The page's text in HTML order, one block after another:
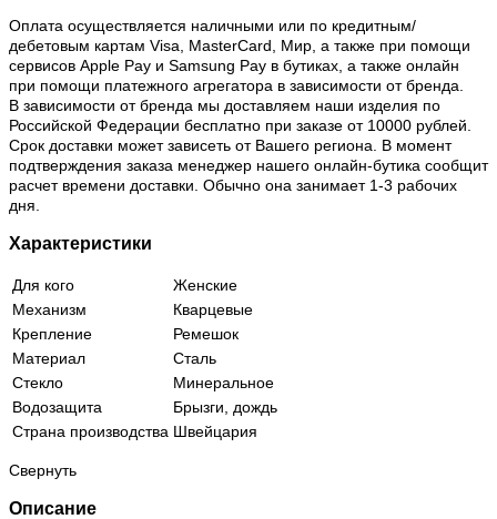
Оплата осуществляется наличными или по кредитным/
дебетовым картам Visa, MasterCard, Мир, а также при помощи
сервисов Apple Pay и Samsung Pay в бутиках, а также онлайн
при помощи платежного агрегатора в зависимости от бренда.
В зависимости от бренда мы доставляем наши изделия по
Российской Федерации бесплатно при заказе от 10000 рублей.
Срок доставки может зависеть от Вашего региона. В момент
подтверждения заказа менеджер нашего онлайн-бутика сообщит
расчет времени доставки. Обычно она занимает 1-3 рабочих
дня.
Характеристики
Для кого
Женские
Механизм
Кварцевые
Крепление
Ремешок
Материал
Сталь
Стекло
Минеральное
Водозащита
Брызги, дождь
Страна производства Швейцария
Свернуть
Описание